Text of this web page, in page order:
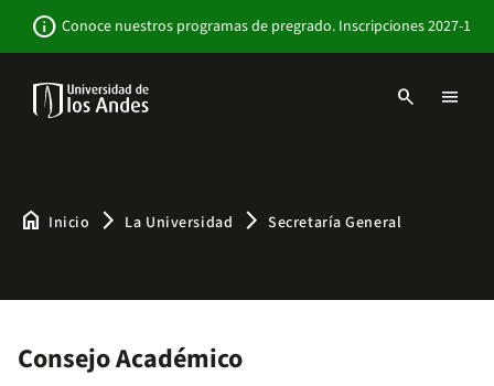
contenido
info Conoce nuestros programas de pregrado. Inscripciones 2027-1
search menu
home Inicio arrow_forward_ios La Universidad arrow_forward_ios Secretaría General
Consejo Académico